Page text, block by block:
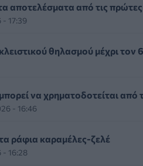
αποτελέσματα από τις
17:39
θηλασμού μέχρι τον
να χρηματοδοτείται
- 16:46
ράφια καραμέλες-ζελέ
16:28